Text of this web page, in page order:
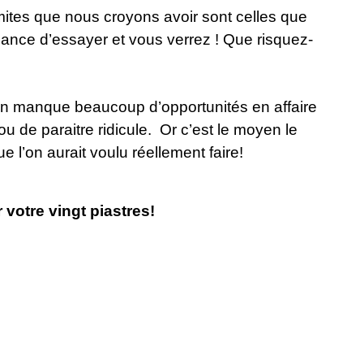
que nous croyons avoir sont celles que
d’essayer et vous verrez ! Que risquez-
manque beaucoup d’opportunités en affaire
de paraitre ridicule. Or c’est le moyen le
l’on aurait voulu réellement faire!
votre vingt piastres!